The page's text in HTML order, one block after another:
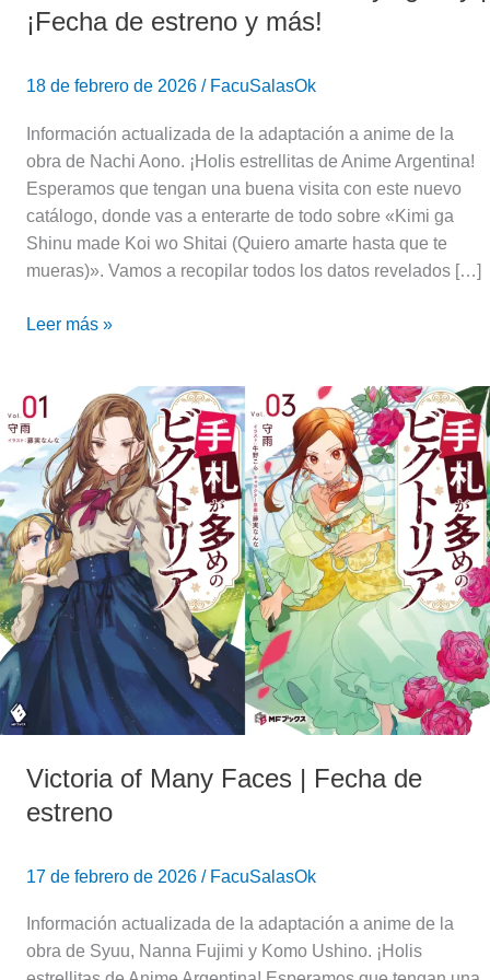
¡Fecha de estreno y más!
18 de febrero de 2026 / FacuSalasOk
Información actualizada de la adaptación a anime de la
obra de Nachi Aono. ¡Holis estrellitas de Anime Argentina!
Esperamos que tengan una buena visita con este nuevo
catálogo, donde vas a enterarte de todo sobre «Kimi ga
Shinu made Koi wo Shitai (Quiero amarte hasta que te
mueras)». Vamos a recopilar todos los datos revelados […]
Leer más »
Victoria of Many Faces | Fecha de
estreno
17 de febrero de 2026 / FacuSalasOk
Información actualizada de la adaptación a anime de la
obra de Syuu, Nanna Fujimi y Komo Ushino. ¡Holis
Victoria
of
Many
Faces
|
Fecha
de
estreno